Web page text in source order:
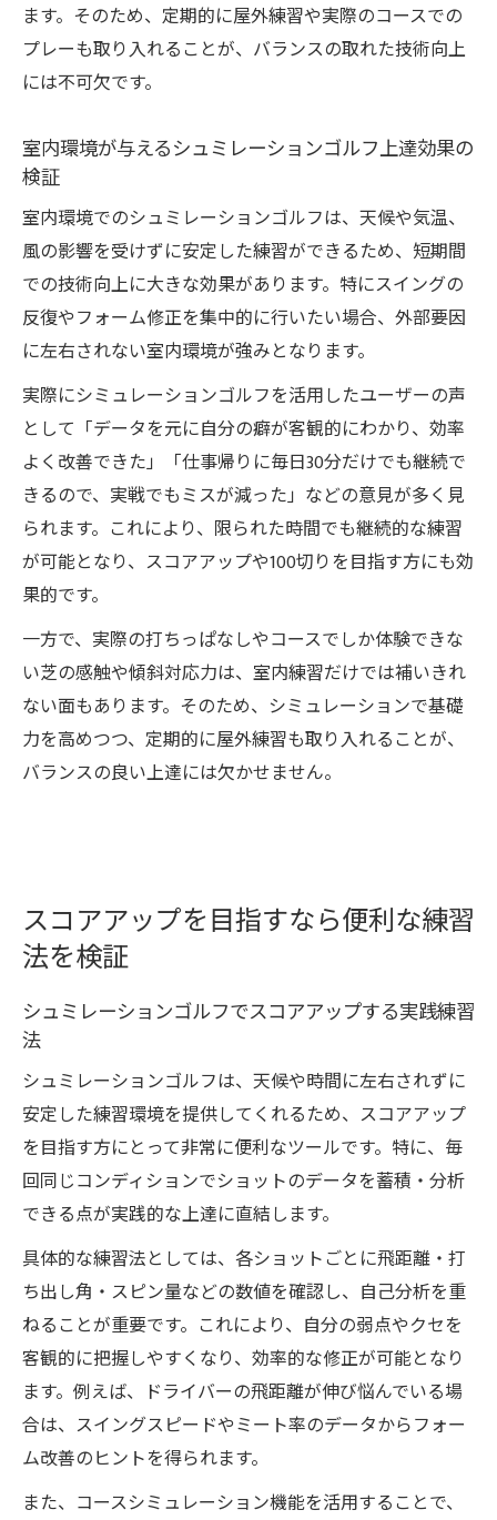
ます。そのため、定期的に屋外練習や実際のコースでの
プレーも取り入れることが、バランスの取れた技術向上
には不可欠です。
室内環境が与えるシュミレーションゴルフ上達効果の
検証
室内環境でのシュミレーションゴルフは、天候や気温、
風の影響を受けずに安定した練習ができるため、短期間
での技術向上に大きな効果があります。特にスイングの
反復やフォーム修正を集中的に行いたい場合、外部要因
に左右されない室内環境が強みとなります。
実際にシミュレーションゴルフを活用したユーザーの声
として「データを元に自分の癖が客観的にわかり、効率
よく改善できた」「仕事帰りに毎日30分だけでも継続で
きるので、実戦でもミスが減った」などの意見が多く見
られます。これにより、限られた時間でも継続的な練習
が可能となり、スコアアップや100切りを目指す方にも効
果的です。
一方で、実際の打ちっぱなしやコースでしか体験できな
い芝の感触や傾斜対応力は、室内練習だけでは補いきれ
ない面もあります。そのため、シミュレーションで基礎
力を高めつつ、定期的に屋外練習も取り入れることが、
バランスの良い上達には欠かせません。
スコアアップを目指すなら便利な練習
法を検証
シュミレーションゴルフでスコアアップする実践練習
法
シュミレーションゴルフは、天候や時間に左右されずに
安定した練習環境を提供してくれるため、スコアアップ
を目指す方にとって非常に便利なツールです。特に、毎
回同じコンディションでショットのデータを蓄積・分析
できる点が実践的な上達に直結します。
具体的な練習法としては、各ショットごとに飛距離・打
ち出し角・スピン量などの数値を確認し、自己分析を重
ねることが重要です。これにより、自分の弱点やクセを
客観的に把握しやすくなり、効率的な修正が可能となり
ます。例えば、ドライバーの飛距離が伸び悩んでいる場
合は、スイングスピードやミート率のデータからフォー
ム改善のヒントを得られます。
また、コースシミュレーション機能を活用することで、